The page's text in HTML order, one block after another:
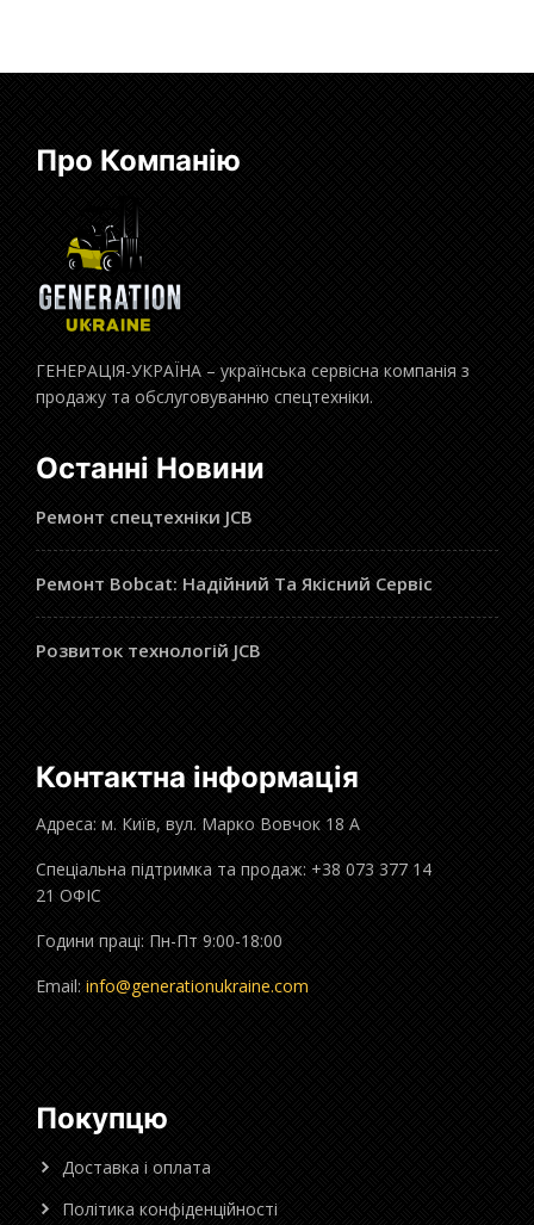
Про Компанію
ГЕНЕРАЦІЯ-УКРАЇНА – українська сервісна компанія з
продажу та обслуговуванню спецтехніки.
Останні Новини
Ремонт спецтехніки JCB
Ремонт Bobcat: Надійний Та Якісний Сервіс
Розвиток технологій JCB
Контактна інформація
Адреса: м. Київ, вул. Марко Вовчок 18 А
Спеціальна підтримка та продаж: +38 073 377 14
21 ОФІС
Години праці: Пн-Пт 9:00-18:00
Email: info@generationukraine.com
Покупцю
Доставка і оплата
Політика конфіденційності